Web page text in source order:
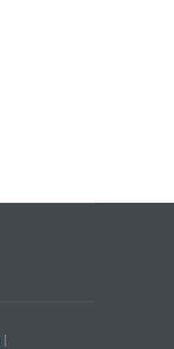
|